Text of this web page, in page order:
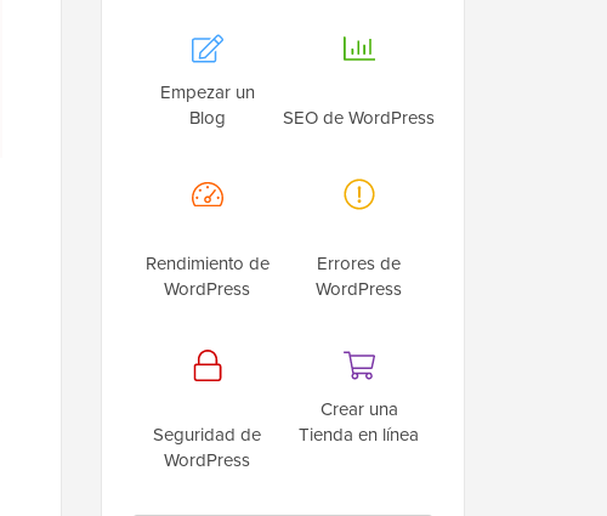
Empezar un
Blog
SEO de WordPress
Rendimiento de
WordPress
Errores de
WordPress
Seguridad de
WordPress
Crear una
Tienda en línea